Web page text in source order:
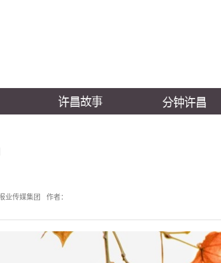
业传媒集团 作者：